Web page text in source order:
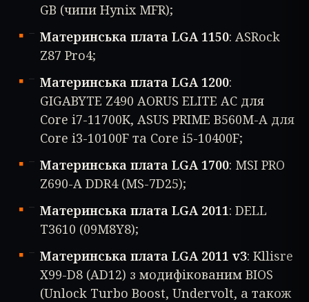
GB (чипи Hynix MFR);
Материнська плата LGA 1150: ASRock
Z87 Pro4;
Материнська плата LGA 1200:
GIGABYTE Z490 AORUS ELITE AC для
Core i7-11700K, ASUS PRIME B560M-A для
Core i3-10100F та Core i5-10400F;
Материнська плата LGA 1700: MSI PRO
Z690-A DDR4 (MS-7D25);
Материнська плата LGA 2011: DELL
T3610 (09M8Y8);
Материнська плата LGA 2011 v3: Kllisre
X99-D8 (AD12) з модифікованим BIOS
(Unlock Turbo Boost, Undervolt, а також